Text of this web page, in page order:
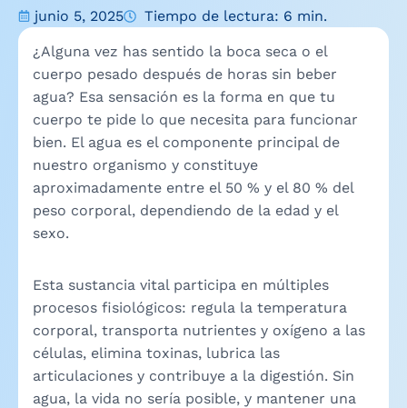
junio 5, 2025 Tiempo de lectura: 6 min.
¿Alguna vez has sentido la boca seca o el
cuerpo pesado después de horas sin beber
agua? Esa sensación es la forma en que tu
cuerpo te pide lo que necesita para funcionar
bien. El agua es el componente principal de
nuestro organismo y constituye
aproximadamente entre el 50 % y el 80 % del
peso corporal, dependiendo de la edad y el
sexo.
Esta sustancia vital participa en múltiples
procesos fisiológicos: regula la temperatura
corporal, transporta nutrientes y oxígeno a las
células, elimina toxinas, lubrica las
articulaciones y contribuye a la digestión. Sin
agua, la vida no sería posible, y mantener una